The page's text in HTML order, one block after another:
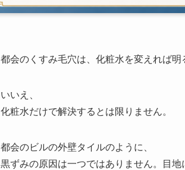
都会のくすみ毛穴は、化粧水を変えれば明
いいえ、
化粧水だけで解決するとは限りません。
都会のビルの外壁タイルのように、
黒ずみの原因は一つではありません。目